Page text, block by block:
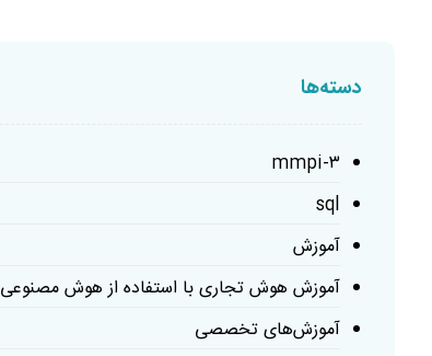
دسته‌ها
mmpi-۳
sql
آموزش
آموزش هوش تجاری با استفاده از هوش مصنوعی
آموزش‌های تخصصی